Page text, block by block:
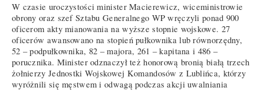
W czasie uroczystości minister Macierewicz, wiceministrowie
obrony oraz szef Sztabu Generalnego WP wręczyli ponad 900
oficerom akty mianowania na wyższe stopnie wojskowe. 27
oficerów awansowano na stopień pułkownika lub równorzędny,
52 – podpułkownika, 82 – majora, 261 – kapitana i 486 –
porucznika. Minister odznaczył też honorową bronią białą trzech
żołnierzy Jednostki Wojskowej Komandosów z Lublińca, którzy
wyróżnili się męstwem i odwagą podczas akcji uwalniania